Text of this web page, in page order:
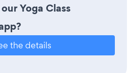
Yoga Class
the details